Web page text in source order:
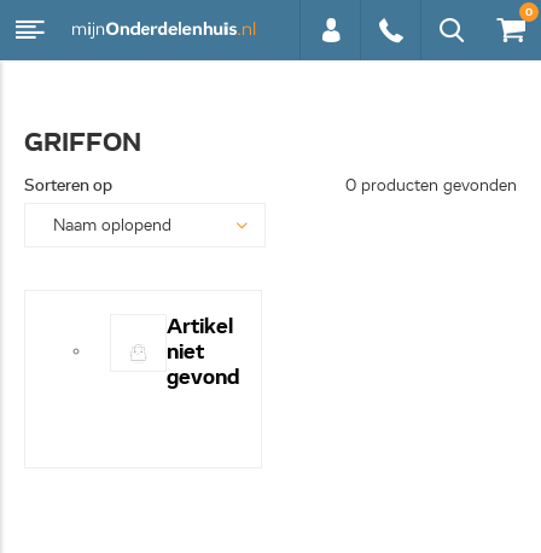
250628
0
GRIFFON
Sorteren op 0 producten gevonden
Artikel
niet
gevond